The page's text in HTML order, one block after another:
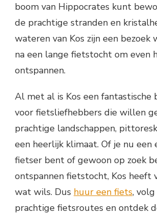
boom van Hippocrates kunt
de prachtige stranden en
wateren van Kos zijn een bezoek
na een lange fietstocht om even
ontspannen.
Al met al is Kos een fantastische
voor fietsliefhebbers die willen
prachtige landschappen,
een heerlijk klimaat. Of je nu een
fietser bent of gewoon op zoek
ontspannen fietstocht, Kos heeft
wat wils. Dus huur een fiets,
prachtige fietsroutes en ontdek